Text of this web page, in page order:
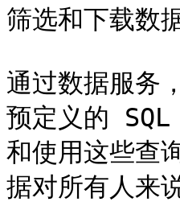
筛选和下载数据
通过数据服务
预定义的 SQL
和使用这些查
据对所有人来